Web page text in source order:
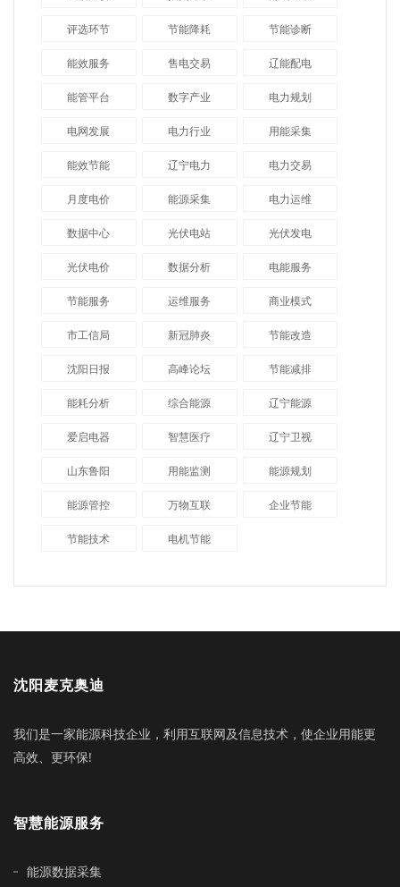
评选环节 节能降耗 节能诊断
能效服务 售电交易 辽能配电
能管平台 数字产业 电力规划
电网发展 电力行业 用能采集
能效节能 辽宁电力 电力交易
月度电价 能源采集 电力运维
数据中心 光伏电站 光伏发电
光伏电价 数据分析 电能服务
节能服务 运维服务 商业模式
市工信局 新冠肺炎 节能改造
沈阳日报 高峰论坛 节能减排
能耗分析 综合能源 辽宁能源
爱启电器 智慧医疗 辽宁卫视
山东鲁阳 用能监测 能源规划
能源管控 万物互联 企业节能
节能技术 电机节能
沈阳麦克奥迪
我们是一家能源科技企业，利用互联网及信息技术，使企业用能更
高效、更环保!
智慧能源服务
能源数据采集